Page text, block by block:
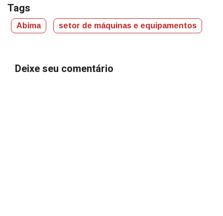
Tags
Abima setor de máquinas e equipamentos
Deixe seu comentário